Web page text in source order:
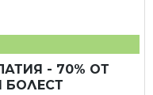
- 70% ОТ
БОЛЕСТ